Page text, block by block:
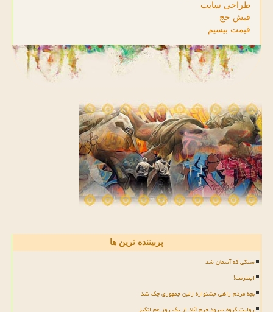
طراحی سایت
فیش حج
قیمت بیسیم
پربیننده ترین ها
سنگی که آسمان شد
اینترنت!
بچه مردم راهی جشنواره زلین جمهوری چک شد